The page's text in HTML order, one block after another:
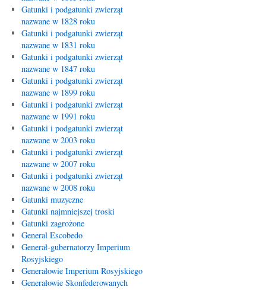
Gatunki i podgatunki zwierząt
nazwane w 1828 roku
Gatunki i podgatunki zwierząt
nazwane w 1831 roku
Gatunki i podgatunki zwierząt
nazwane w 1847 roku
Gatunki i podgatunki zwierząt
nazwane w 1899 roku
Gatunki i podgatunki zwierząt
nazwane w 1991 roku
Gatunki i podgatunki zwierząt
nazwane w 2003 roku
Gatunki i podgatunki zwierząt
nazwane w 2007 roku
Gatunki i podgatunki zwierząt
nazwane w 2008 roku
Gatunki muzyczne
Gatunki najmniejszej troski
Gatunki zagrożone
General Escobedo
Generał-gubernatorzy Imperium
Rosyjskiego
Generałowie Imperium Rosyjskiego
Generałowie Skonfederowanych